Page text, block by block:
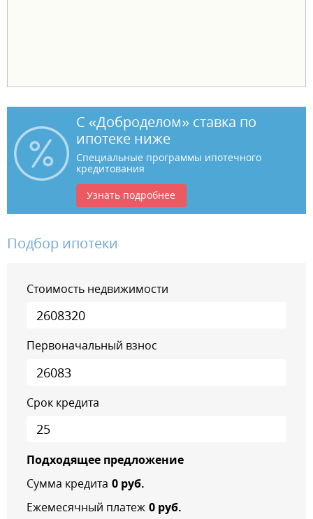
С «Доброделом» ставка по
ипотеке ниже
Специальные программы ипотечного
кредитования
Узнать подробнее
Подбор ипотеки
Стоимость недвижимости
Первоначальный взнос
Срок кредита
Подходящее предложение
Сумма кредита 0руб.
Ежемесячный платеж 0руб.